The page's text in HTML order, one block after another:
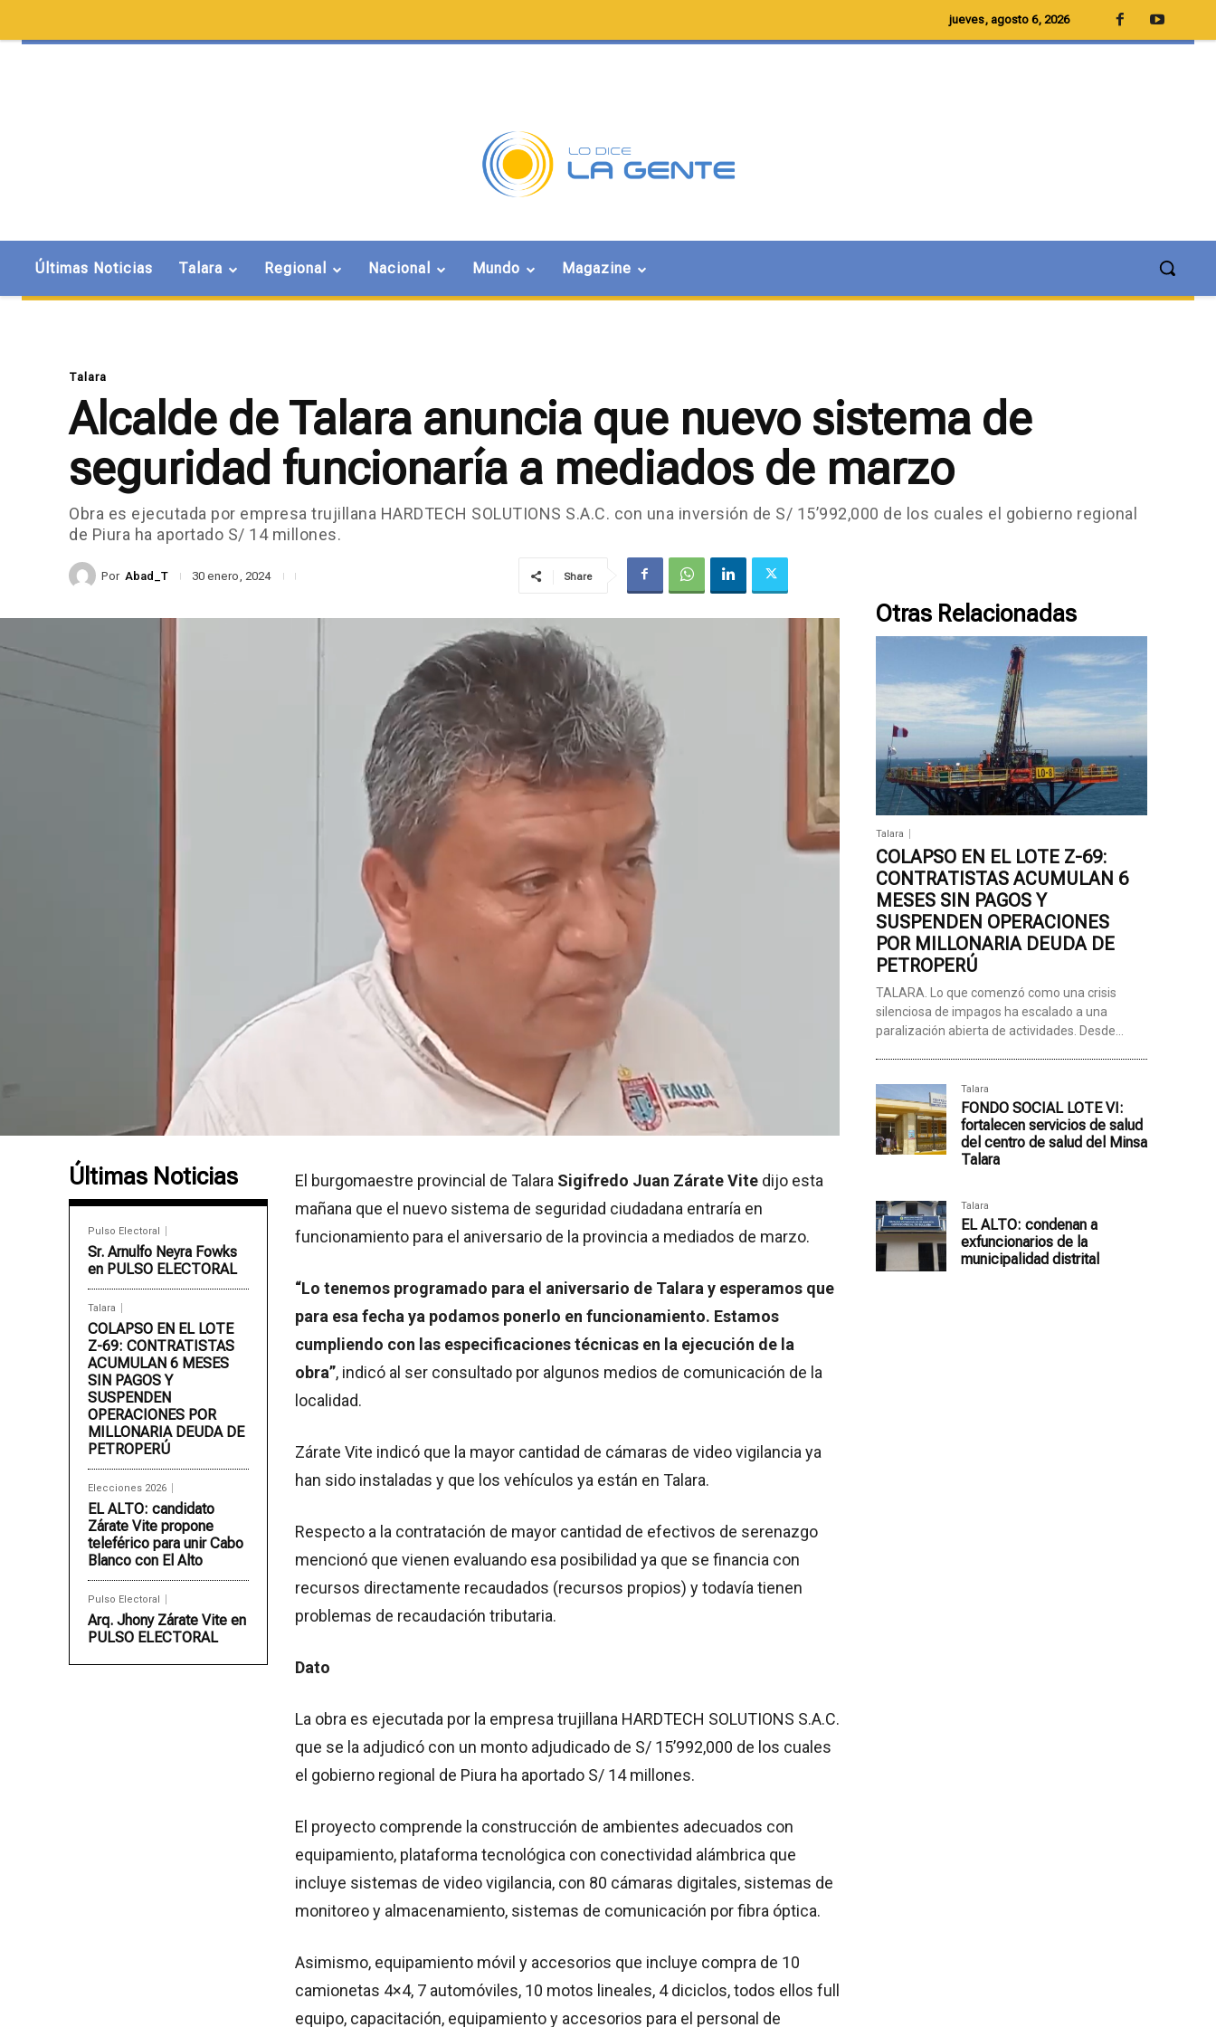
jueves, agosto 6, 2026
Últimas Noticias Talara Regional Nacional Mundo Magazine
Talara
Alcalde de Talara anuncia que nuevo sistema de
seguridad funcionaría a mediados de marzo
Obra es ejecutada por empresa trujillana HARDTECH SOLUTIONS S.A.C. con una inversión de S/ 15’992,000 de los cuales el gobierno regional
de Piura ha aportado S/ 14 millones.
Por Abad_T 30 enero, 2024 Share
Últimas Noticias
Pulso Electoral
Sr. Arnulfo Neyra Fowks
en PULSO ELECTORAL
Talara
COLAPSO EN EL LOTE
Z-69: CONTRATISTAS
ACUMULAN 6 MESES
SIN PAGOS Y
SUSPENDEN
OPERACIONES POR
MILLONARIA DEUDA DE
PETROPERÚ
Elecciones 2026
EL ALTO: candidato
Zárate Vite propone
teleférico para unir Cabo
Blanco con El Alto
Pulso Electoral
Arq. Jhony Zárate Vite en
PULSO ELECTORAL
El burgomaestre provincial de Talara Sigifredo Juan Zárate Vite dijo esta
mañana que el nuevo sistema de seguridad ciudadana entraría en
funcionamiento para el aniversario de la provincia a mediados de marzo.
“Lo tenemos programado para el aniversario de Talara y esperamos que
para esa fecha ya podamos ponerlo en funcionamiento. Estamos
cumpliendo con las especificaciones técnicas en la ejecución de la
obra”, indicó al ser consultado por algunos medios de comunicación de la
localidad.
Zárate Vite indicó que la mayor cantidad de cámaras de video vigilancia ya
han sido instaladas y que los vehículos ya están en Talara.
Respecto a la contratación de mayor cantidad de efectivos de serenazgo
mencionó que vienen evaluando esa posibilidad ya que se financia con
recursos directamente recaudados (recursos propios) y todavía tienen
problemas de recaudación tributaria.
Dato
La obra es ejecutada por la empresa trujillana HARDTECH SOLUTIONS S.A.C.
que se la adjudicó con un monto adjudicado de S/ 15’992,000 de los cuales
el gobierno regional de Piura ha aportado S/ 14 millones.
El proyecto comprende la construcción de ambientes adecuados con
equipamiento, plataforma tecnológica con conectividad alámbrica que
incluye sistemas de video vigilancia, con 80 cámaras digitales, sistemas de
monitoreo y almacenamiento, sistemas de comunicación por fibra óptica.
Asimismo, equipamiento móvil y accesorios que incluye compra de 10
camionetas 4×4, 7 automóviles, 10 motos lineales, 4 diciclos, todos ellos full
equipo, capacitación, equipamiento y accesorios para el personal de
Otras Relacionadas
Talara
COLAPSO EN EL LOTE Z-69:
CONTRATISTAS ACUMULAN 6
MESES SIN PAGOS Y
SUSPENDEN OPERACIONES
POR MILLONARIA DEUDA DE
PETROPERÚ
TALARA. Lo que comenzó como una crisis
silenciosa de impagos ha escalado a una
paralización abierta de actividades. Desde...
Talara
FONDO SOCIAL LOTE VI:
fortalecen servicios de salud
del centro de salud del Minsa
Talara
Talara
EL ALTO: condenan a
exfuncionarios de la
municipalidad distrital